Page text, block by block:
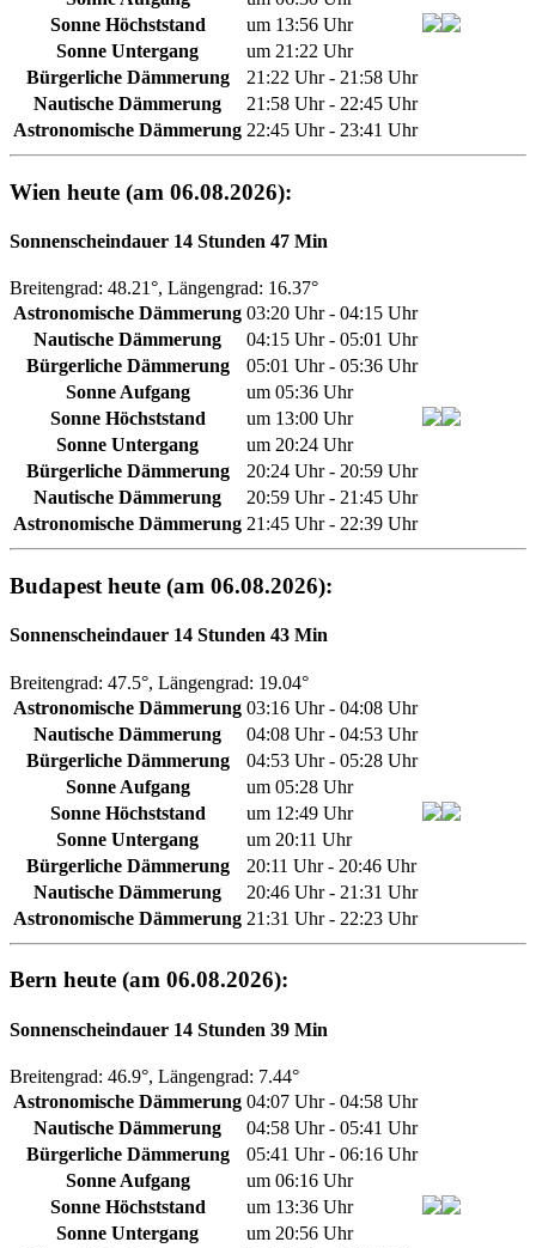
Sonne Höchststand
um 13:56 Uhr
Sonne Untergang
um 21:22 Uhr
Bürgerliche Dämmerung
21:22 Uhr - 21:58 Uhr
Nautische Dämmerung
21:58 Uhr - 22:45 Uhr
Astronomische Dämmerung 22:45 Uhr - 23:41 Uhr
Wien heute (am 06.08.2026):
Sonnenscheindauer 14 Stunden 47 Min
Breitengrad: 48.21°, Längengrad: 16.37°
Astronomische Dämmerung 03:20 Uhr - 04:15 Uhr
Nautische Dämmerung
04:15 Uhr - 05:01 Uhr
Bürgerliche Dämmerung
05:01 Uhr - 05:36 Uhr
Sonne Aufgang
um 05:36 Uhr
Sonne Höchststand
um 13:00 Uhr
Sonne Untergang
um 20:24 Uhr
Bürgerliche Dämmerung
20:24 Uhr - 20:59 Uhr
Nautische Dämmerung
20:59 Uhr - 21:45 Uhr
Astronomische Dämmerung 21:45 Uhr - 22:39 Uhr
Budapest heute (am 06.08.2026):
Sonnenscheindauer 14 Stunden 43 Min
Breitengrad: 47.5°, Längengrad: 19.04°
Astronomische Dämmerung 03:16 Uhr - 04:08 Uhr
Nautische Dämmerung
04:08 Uhr - 04:53 Uhr
Bürgerliche Dämmerung
04:53 Uhr - 05:28 Uhr
Sonne Aufgang
um 05:28 Uhr
Sonne Höchststand
um 12:49 Uhr
Sonne Untergang
um 20:11 Uhr
Bürgerliche Dämmerung
20:11 Uhr - 20:46 Uhr
Nautische Dämmerung
20:46 Uhr - 21:31 Uhr
Astronomische Dämmerung 21:31 Uhr - 22:23 Uhr
Bern heute (am 06.08.2026):
Sonnenscheindauer 14 Stunden 39 Min
Breitengrad: 46.9°, Längengrad: 7.44°
Astronomische Dämmerung 04:07 Uhr - 04:58 Uhr
Nautische Dämmerung
04:58 Uhr - 05:41 Uhr
Bürgerliche Dämmerung
05:41 Uhr - 06:16 Uhr
Sonne Aufgang
um 06:16 Uhr
Sonne Höchststand
um 13:36 Uhr
Sonne Untergang
um 20:56 Uhr